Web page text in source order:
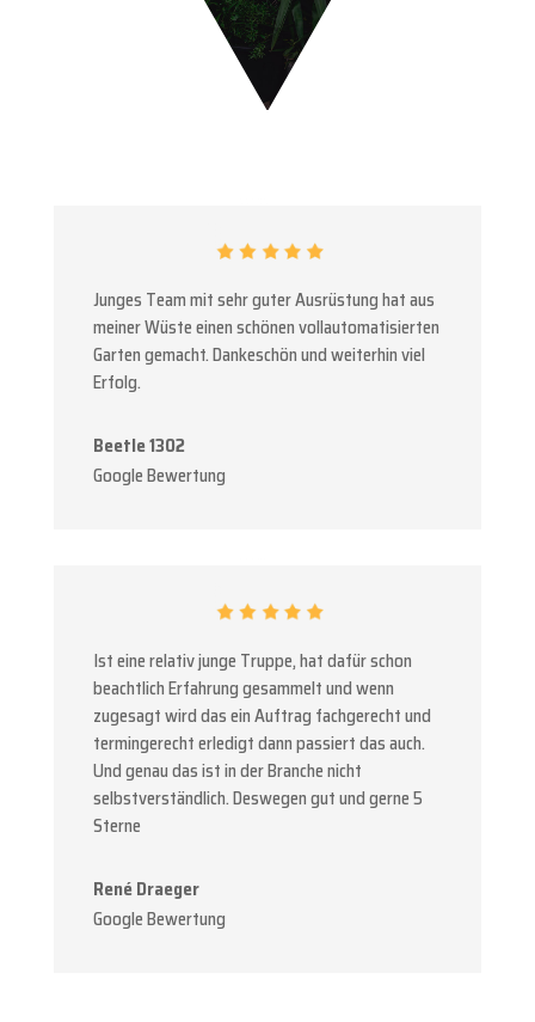
Junges Team mit sehr guter Ausrüstung hat aus
meiner Wüste einen schönen vollautomatisierten
Garten gemacht. Dankeschön und weiterhin viel
Erfolg.
Beetle 1302
Google Bewertung
Ist eine relativ junge Truppe, hat dafür schon
beachtlich Erfahrung gesammelt und wenn
zugesagt wird das ein Auftrag fachgerecht und
termingerecht erledigt dann passiert das auch.
Und genau das ist in der Branche nicht
selbstverständlich. Deswegen gut und gerne 5
Sterne
René Draeger
Google Bewertung